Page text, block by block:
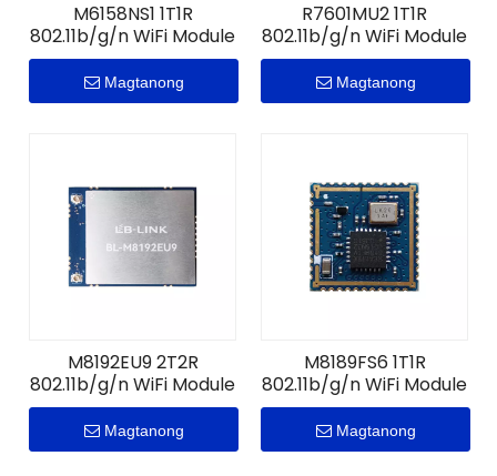
M6158NS1 1T1R
802.11b/g/n WiFi Module
Magtanong
R7601MU2 1T1R
802.11b/g/n WiFi Module
Magtanong
M8192EU9 2T2R
802.11b/g/n WiFi Module
Magtanong
M8189FS6 1T1R
802.11b/g/n WiFi Module
Magtanong